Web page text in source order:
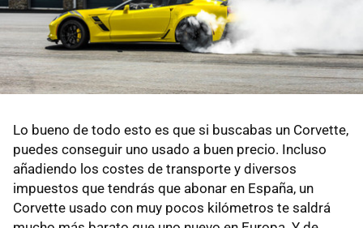
Lo bueno de todo esto es que si buscabas un Corvette,
puedes conseguir uno usado a buen precio. Incluso
añadiendo los costes de transporte y diversos
impuestos que tendrás que abonar en España, un
Corvette usado con muy pocos kilómetros te saldrá